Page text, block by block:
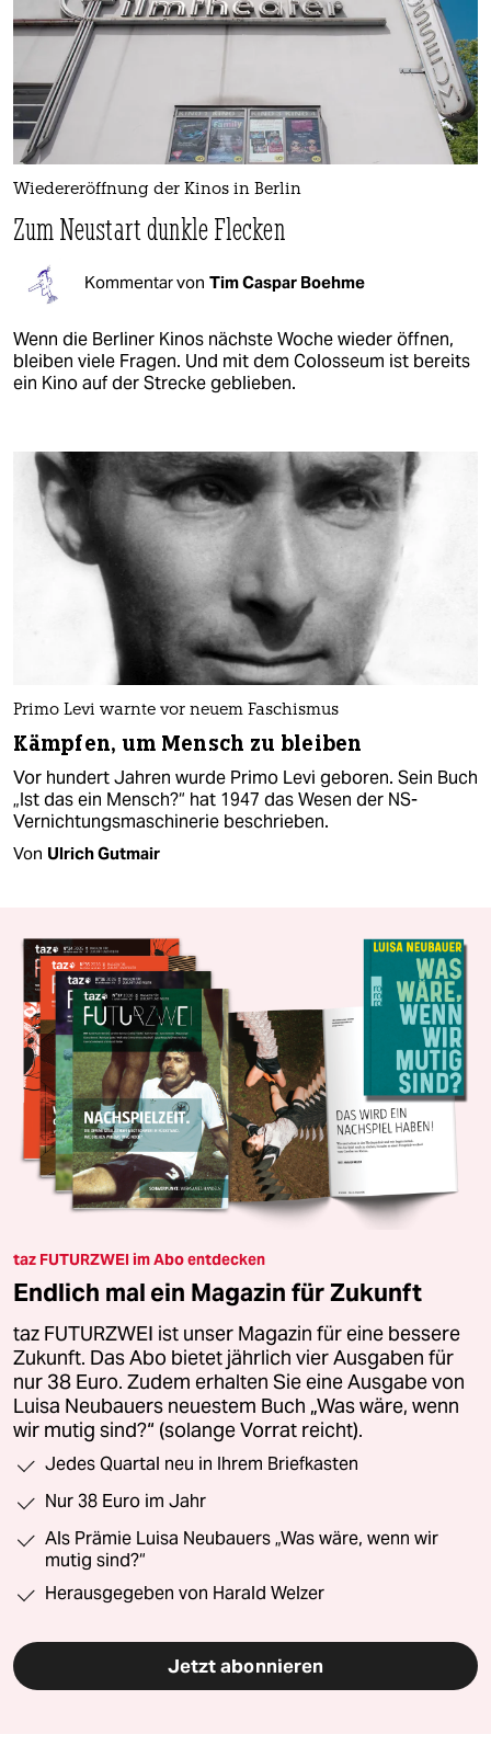
Wiedereröffnung der Kinos in Berlin
Zum Neustart dunkle Flecken
Kommentar von Tim Caspar Boehme
Wenn die Berliner Kinos nächste Woche wieder öffnen,
bleiben viele Fragen. Und mit dem Colosseum ist bereits
ein Kino auf der Strecke geblieben.
Primo Levi warnte vor neuem Faschismus
Kämpfen, um Mensch zu bleiben
Vor hundert Jahren wurde Primo Levi geboren. Sein Buch
„Ist das ein Mensch?“ hat 1947 das Wesen der NS-
Vernichtungsmaschinerie beschrieben.
Von Ulrich Gutmair
taz FUTURZWEI im Abo entdecken
Endlich mal ein Magazin für Zukunft
taz FUTURZWEI ist unser Magazin für eine bessere
Zukunft. Das Abo bietet jährlich vier Ausgaben für
nur 38 Euro. Zudem erhalten Sie eine Ausgabe von
Luisa Neubauers neuestem Buch „Was wäre, wenn
wir mutig sind?“ (solange Vorrat reicht).
Jedes Quartal neu in Ihrem Briefkasten
Nur 38 Euro im Jahr
Als Prämie Luisa Neubauers „Was wäre, wenn wir
mutig sind?“
Herausgegeben von Harald Welzer
Jetzt abonnieren